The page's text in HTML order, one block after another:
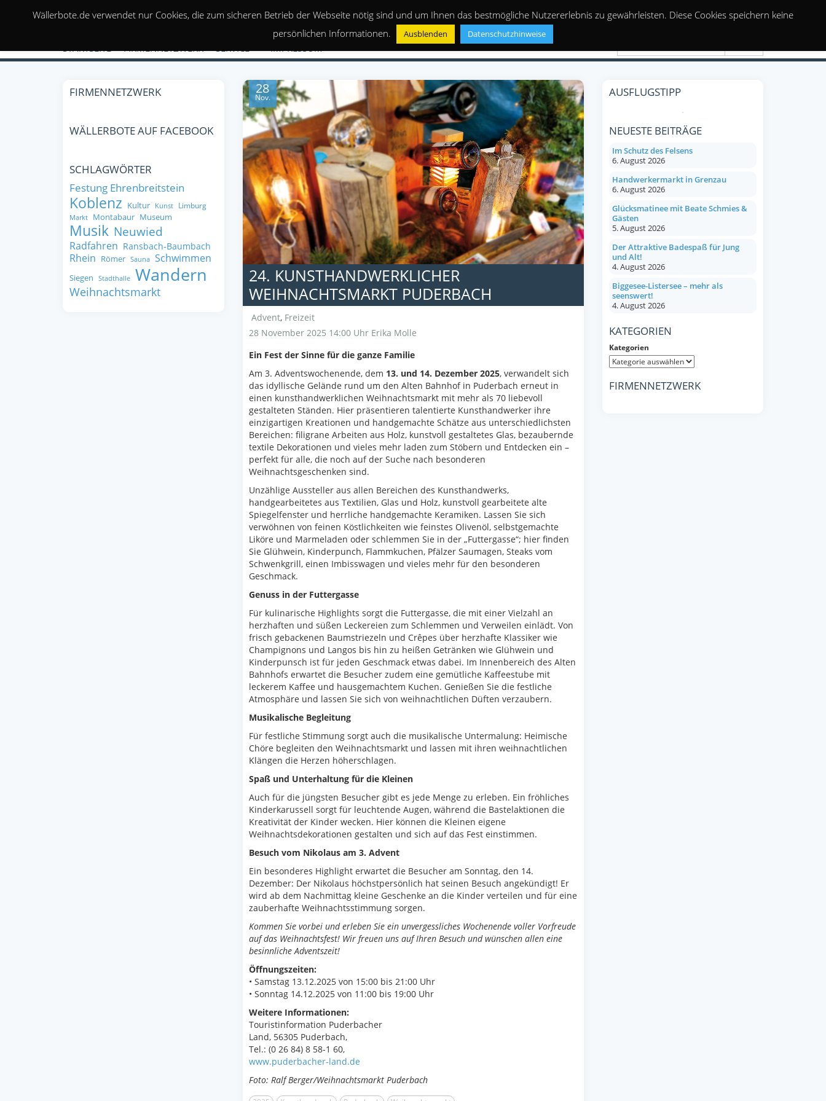
STARTSEITE FIRMENNETZWERK SERVICE IMPRESSUM
28
Nov.
24. KUNSTHANDWERKLICHER
WEIHNACHTSMARKT PUDERBACH
Advent, Freizeit
28 November 2025 14:00 Uhr Erika Molle
Ein Fest der Sinne für die ganze Familie
Am 3. Adventswochenende, dem 13. und 14. Dezember 2025, verwandelt sich
das idyllische Gelände rund um den Alten Bahnhof in Puderbach erneut in
einen kunsthandwerklichen Weihnachtsmarkt mit mehr als 70 liebevoll
gestalteten Ständen. Hier präsentieren talentierte Kunsthandwerker ihre
einzigartigen Kreationen und handgemachte Schätze aus unterschiedlichsten
Bereichen: filigrane Arbeiten aus Holz, kunstvoll gestaltetes Glas, bezaubernde
textile Dekorationen und vieles mehr laden zum Stöbern und Entdecken ein –
perfekt für alle, die noch auf der Suche nach besonderen
Weihnachtsgeschenken sind.
Unzählige Aussteller aus allen Bereichen des Kunsthandwerks,
handgearbeitetes aus Textilien, Glas und Holz, kunstvoll gearbeitete alte
Spiegelfenster und herrliche handgemachte Keramiken. Lassen Sie sich
verwöhnen von feinen Köstlichkeiten wie feinstes Olivenöl, selbstgemachte
Liköre und Marmeladen oder schlemmen Sie in der „Futtergasse“; hier finden
Sie Glühwein, Kinderpunch, Flammkuchen, Pfälzer Saumagen, Steaks vom
Schwenkgrill, einen Imbisswagen und vieles mehr für den besonderen
Geschmack.
Genuss in der Futtergasse
Für kulinarische Highlights sorgt die Futtergasse, die mit einer Vielzahl an
herzhaften und süßen Leckereien zum Schlemmen und Verweilen einlädt. Von
frisch gebackenen Baumstriezeln und Crêpes über herzhafte Klassiker wie
Champignons und Langos bis hin zu heißen Getränken wie Glühwein und
Kinderpunsch ist für jeden Geschmack etwas dabei. Im Innenbereich des Alten
Bahnhofs erwartet die Besucher zudem eine gemütliche Kaffeestube mit
leckerem Kaffee und hausgemachtem Kuchen. Genießen Sie die festliche
Atmosphäre und lassen Sie sich von weihnachtlichen Düften verzaubern.
Musikalische Begleitung
Für festliche Stimmung sorgt auch die musikalische Untermalung: Heimische
Chöre begleiten den Weihnachtsmarkt und lassen mit ihren weihnachtlichen
Klängen die Herzen höherschlagen.
Spaß und Unterhaltung für die Kleinen
Auch für die jüngsten Besucher gibt es jede Menge zu erleben. Ein fröhliches
Kinderkarussell sorgt für leuchtende Augen, während die Bastelaktionen die
Kreativität der Kinder wecken. Hier können die Kleinen eigene
Weihnachtsdekorationen gestalten und sich auf das Fest einstimmen.
Besuch vom Nikolaus am 3. Advent
Ein besonderes Highlight erwartet die Besucher am Sonntag, den 14.
Dezember: Der Nikolaus höchstpersönlich hat seinen Besuch angekündigt! Er
wird ab dem Nachmittag kleine Geschenke an die Kinder verteilen und für eine
zauberhafte Weihnachtsstimmung sorgen.
Kommen Sie vorbei und erleben Sie ein unvergessliches Wochenende voller Vorfreude
auf das Weihnachtsfest! Wir freuen uns auf Ihren Besuch und wünschen allen eine
besinnliche Adventszeit!
Öffnungszeiten:
• Samstag 13.12.2025 von 15:00 bis 21:00 Uhr
• Sonntag 14.12.2025 von 11:00 bis 19:00 Uhr
Weitere Informationen:
Touristinformation Puderbacher
Land, 56305 Puderbach,
Tel.: (0 26 84) 8 58-1 60,
www.puderbacher-land.de
Foto: Ralf Berger/Weihnachtsmarkt Puderbach
FIRMENNETZWERK
WÄLLERBOTE AUF FACEBOOK
SCHLAGWÖRTER
Festung Ehrenbreitstein
Koblenz Kultur Kunst Limburg
Markt Montabaur Museum
Musik Neuwied
Radfahren Ransbach-Baumbach
Rhein Römer Sauna Schwimmen
Siegen Stadthalle Wandern
Weihnachtsmarkt
AUSFLUGSTIPP
NEUESTE BEITRÄGE
Im Schutz des Felsens
6. August 2026
Handwerkermarkt in Grenzau
6. August 2026
Glücksmatinee mit Beate Schmies &
Gästen
5. August 2026
Der Attraktive Badespaß für Jung
und Alt!
4. August 2026
Biggesee-Listersee – mehr als
seenswert!
4. August 2026
KATEGORIEN
Kategorien
FIRMENNETZWERK
Wällerbote.de verwendet nur Cookies, die zum sicheren Betrieb der Webseite nötig sind und um Ihnen das bestmögliche Nutzererlebnis zu gewährleisten. Diese Cookies speichern keine
persönlichen Informationen.
Ausblenden Datenschutzhinweise